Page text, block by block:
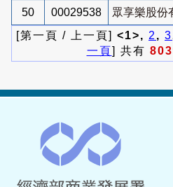
50 00029538
眾享樂股份
[第一頁 / 上一頁] <1>, 2 , 3
一頁] 共有